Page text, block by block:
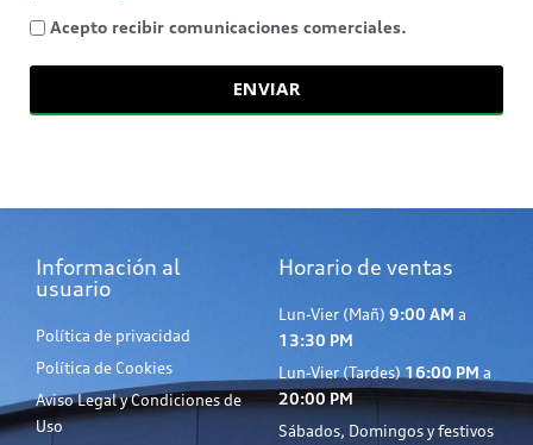
Acepto recibir comunicaciones comerciales.
ENVIAR
Información al
usuario
Política de privacidad
Política de Cookies
Aviso Legal y Condiciones de
Uso
Horario de ventas
Lun-Vier (Mañ) 9:00 AM a
13:30 PM
Lun-Vier (Tardes) 16:00 PM a
20:00 PM
Sábados, Domingos y festivos